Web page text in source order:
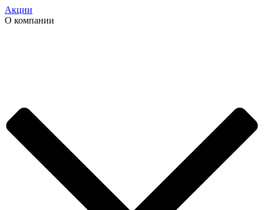
Акции
О компании